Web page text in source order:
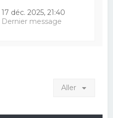
17 déc. 2025, 21:40
Dernier message
Aller